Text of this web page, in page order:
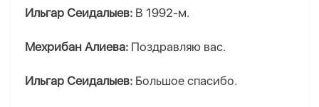
Ильгар Сеидалыев: В 1992-м.
Мехрибан Алиева: Поздравляю вас.
Ильгар Сеидалыев: Большое спасибо.